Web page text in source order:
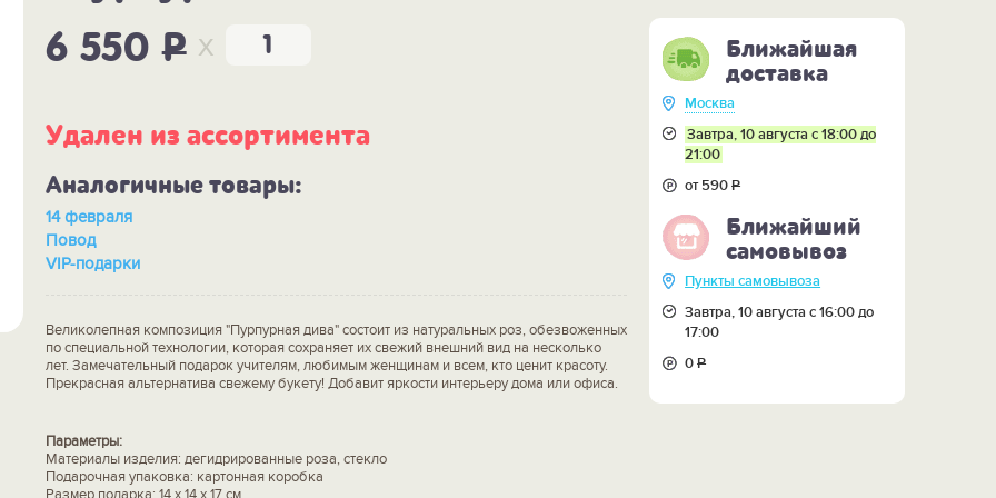
6 550P x
Удален из ассортимента
Аналогичные товары:
14 февраля
Повод
VIP-подарки
Великолепная композиция "Пурпурная дива" состоит из натуральных роз, обезвоженных
по специальной технологии, которая сохраняет их свежий внешний вид на несколько
лет. Замечательный подарок учителям, любимым женщинам и всем, кто ценит красоту.
Прекрасная альтернатива свежему букету! Добавит яркости интерьеру дома или офиса.
Параметры:
Материалы изделия: дегидрированные роза, стекло
Подарочная упаковка: картонная коробка
Ближайшая
доставка
Москва
Завтра, 10 августа с 18:00 до
21:00
от 590Р
Ближайший
самовывоз
Пункты самовывоза
Завтра, 10 августа с 16:00 до
17:00
0Р